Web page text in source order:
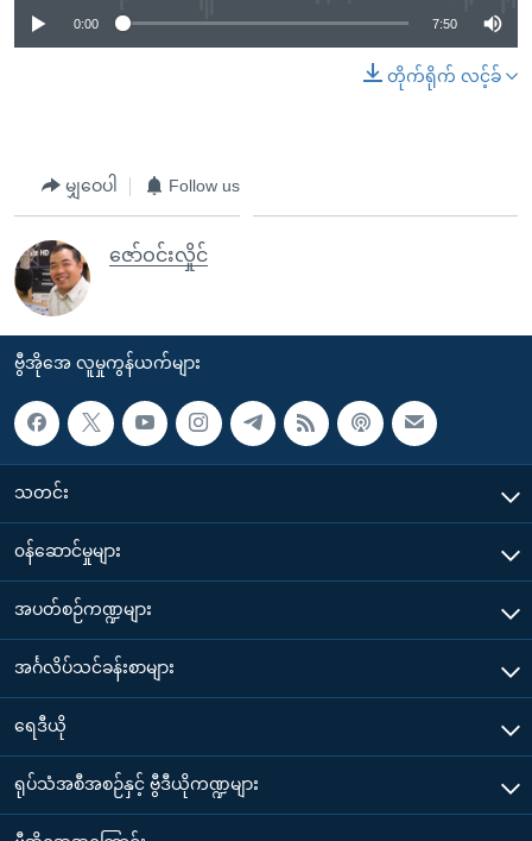
0:00 7:50
တိုက်ရိုက် လင့်ခ်
မျှဝေပါ Follow us
ဇော်ဝင်းလှိုင်
ဗွီအိုအေ လူမှုကွန်ယက်များ
သတင်း
၀န်ဆောင်မှုများ
အပတ်စဉ်ကဏ္ဍများ
အင်္ဂလိပ်သင်ခန်းစာများ
ရေဒီယို
ရုပ်သံအစီအစဉ်နှင့် ဗွီဒီယိုကဏ္ဍများ